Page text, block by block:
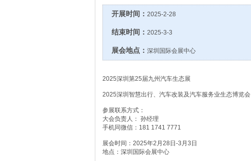
开展时间： 2025-2-28
结束时间： 2025-3-3
展会地点： 深圳国际会展中心
2025深圳第25届九州汽车生态展
2025深圳智慧出行、汽车改装及汽车服务业生态博览会
参展联系方式：
大会负责人： 孙经理
手机同微信：181 1741 7771
展会时间：2025年2月28日-3月3日
地点：深圳国际会展中心